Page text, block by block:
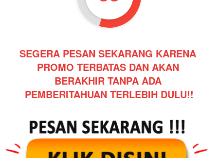
SEGERA PESAN SEKARANG KARENA
PROMO TERBATAS DAN AKAN
BERAKHIR TANPA ADA
PEMBERITAHUAN TERLEBIH DULU!!